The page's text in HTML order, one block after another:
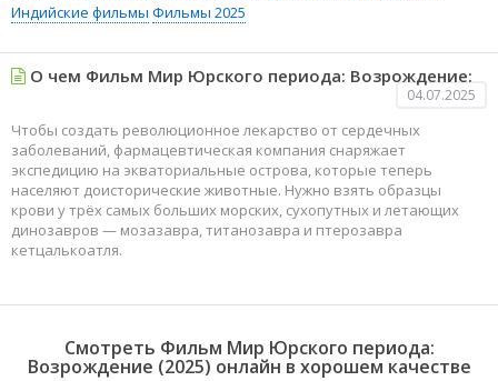
Индийские фильмы Фильмы 2025
О чем Фильм Мир Юрского периода: Возрождение:
04.07.2025
Чтобы создать революционное лекарство от сердечных
заболеваний, фармацевтическая компания снаряжает
экспедицию на экваториальные острова, которые теперь
населяют доисторические животные. Нужно взять образцы
крови у трёх самых больших морских, сухопутных и летающих
динозавров — мозазавра, титанозавра и птерозавра
кетцалькоатля.
Смотреть Фильм Мир Юрского периода:
Возрождение (2025) онлайн в хорошем качестве